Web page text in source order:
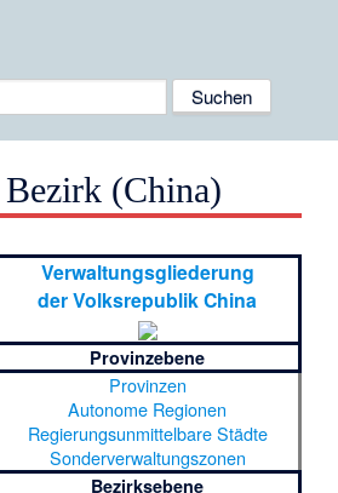
(China)
Verwaltungsgliederung
der Volksrepublik China
Provinzebene
Provinzen
Autonome Regionen
Regierungsunmittelbare Städte
Sonderverwaltungszonen
Bezirksebene